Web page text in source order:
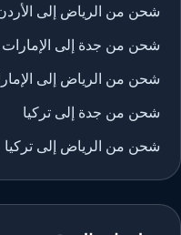
شحن من الرياض إلى
شحن من جدة إلى الإمارات
شحن من الرياض إلى
شحن من جدة إلى تركيا
شحن من الرياض إلى تركيا